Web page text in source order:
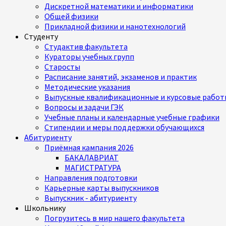
Дискретной математики и информатики
Общей физики
Прикладной физики и нанотехнологий
Студенту
Студактив факультета
Кураторы учебных групп
Старосты
Расписание занятий, экзаменов и практик
Методические указания
Выпускные квалификационные и курсовые
Вопросы и задачи ГЭК
Учебные планы и календарные учебные графики
Стипендии и меры поддержки обучающихся
Абитуриенту
Приёмная кампания 2026
БАКАЛАВРИАТ
МАГИСТРАТУРА
Направления подготовки
Карьерные карты выпускников
Выпускник - абитуриенту
Школьнику
Погрузитесь в мир нашего факультета